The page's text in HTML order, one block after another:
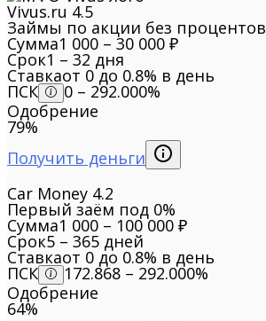
Vivus.ru 4.5
Займы по акции без процентов
Сумма1 000 – 30 000 ₽
Срок1 – 32 дня
Ставкаот 0 до 0.8% в день
ПСК
0 – 292.000%
Одобрение
79%
Получить деньги
Car Money 4.2
Первый заём под 0%
Сумма1 000 – 100 000 ₽
Срок5 – 365 дней
Ставкаот 0 до 0.8% в день
ПСК
172.868 – 292.000%
Одобрение
64%